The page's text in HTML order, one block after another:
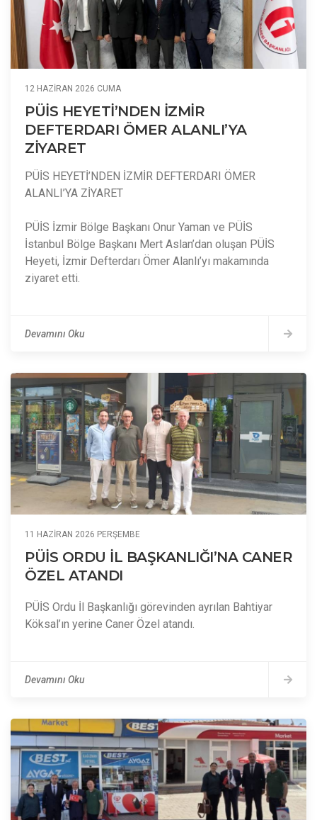
12 HAZIRAN 2026 CUMA
PÜİS HEYETİ’NDEN İZMİR
DEFTERDARI ÖMER ALANLI’YA
ZİYARET
PÜİS HEYETİ’NDEN İZMİR DEFTERDARI ÖMER
ALANLI’YA ZİYARET
PÜİS İzmir Bölge Başkanı Onur Yaman ve PÜİS
İstanbul Bölge Başkanı Mert Aslan’dan oluşan PÜİS
Heyeti, İzmir Defterdarı Ömer Alanlı’yı makamında
ziyaret etti.
Devamını Oku
11 HAZIRAN 2026 PERŞEMBE
PÜİS ORDU İL BAŞKANLIĞI’NA CANER
ÖZEL ATANDI
PÜİS Ordu İl Başkanlığı görevinden ayrılan Bahtiyar
Köksal’ın yerine Caner Özel atandı.
Devamını Oku